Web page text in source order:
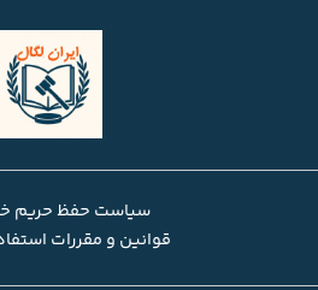
سیاست حفظ حریم
قوانین و مقررات